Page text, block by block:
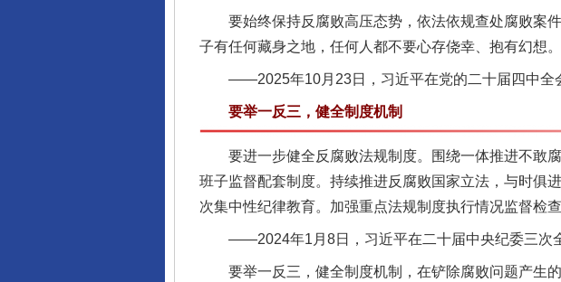
要始终保持反腐败高压态势，依法依规查处腐败案件
子有任何藏身之地，任何人都不要心存侥幸、抱有幻想。
——2025年10月23日，习近平在党的二十届四中全
要举一反三，健全制度机制
要进一步健全反腐败法规制度。围绕一体推进不敢腐
班子监督配套制度。持续推进反腐败国家立法，与时俱
次集中性纪律教育。加强重点法规制度执行情况监督检
——2024年1月8日，习近平在二十届中央纪委三次
要举一反三，健全制度机制，在铲除腐败问题产生的
东山县通报“牛蛙产品抗生素超标问题”